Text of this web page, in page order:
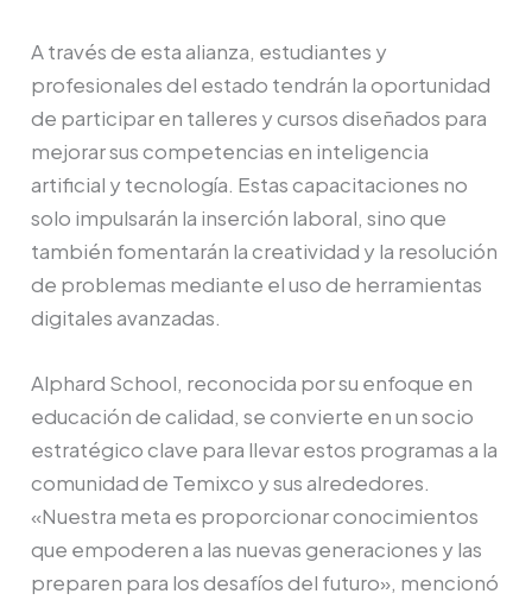
A través de esta alianza, estudiantes y
profesionales del estado tendrán la oportunidad
de participar en talleres y cursos diseñados para
mejorar sus competencias en inteligencia
artificial y tecnología. Estas capacitaciones no
solo impulsarán la inserción laboral, sino que
también fomentarán la creatividad y la resolución
de problemas mediante el uso de herramientas
digitales avanzadas.
Alphard School, reconocida por su enfoque en
educación de calidad, se convierte en un socio
estratégico clave para llevar estos programas a la
comunidad de Temixco y sus alrededores.
«Nuestra meta es proporcionar conocimientos
que empoderen a las nuevas generaciones y las
preparen para los desafíos del futuro», mencionó